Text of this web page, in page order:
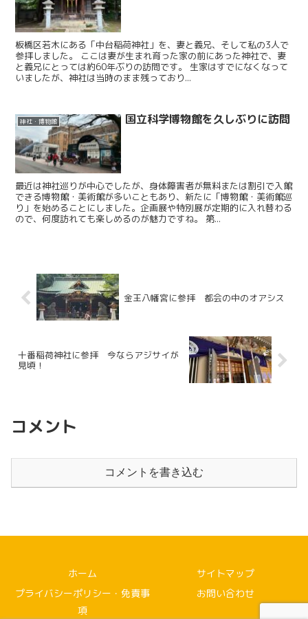
板橋区若木にある「中台稲荷神社」を、妻と義兄、そして私の3人で
参拝しました。 ここは妻が生まれ育った家の前にあった神社で、妻
と義兄にとっては約60年ぶりの訪問です。 生家はすでになくなって
いましたが、神社は当時のまま残っており...
神社・博物館 国立科学博物館を久しぶりに訪問
最近は神社巡りが中心でしたが、身体障害者が無料または割引で入館
できる博物館・美術館が多いこともあり、新たに「博物館・美術館巡
り」を始めることにしました。企画展や特別展が定期的に入れ替わる
ので、何度訪れても楽しめるのが魅力ですね。 第...
金王八幡宮に参拝 都会の中のオアシス
十番稲荷神社に参拝 今ならアジサイが
見頃！
コメント
コメントを書き込む
ホーム
サイトマップ
プライバシーポリシー・免責事
項
お問い合わせ